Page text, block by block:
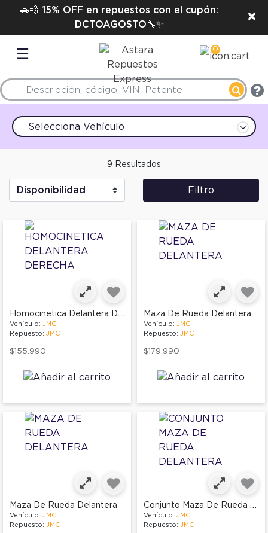
🚗💨 15% OFF en repuestos con el cupón:
DCTOAGOSTO🔧✨
×
☰ 0
Selecciona Vehículo
9 Resultados
Filtro
Homocinetica Delantera Derecha
Vehículo: JMC
Repuesto: JMC
$155.990
Maza De Rueda Delantera
Vehículo: JMC
Repuesto: JMC
$179.990
Maza De Rueda Delantera
Vehículo: JMC
Repuesto: JMC
Conjunto Maza De Rueda Delantera
Vehículo: JMC
Repuesto: JMC